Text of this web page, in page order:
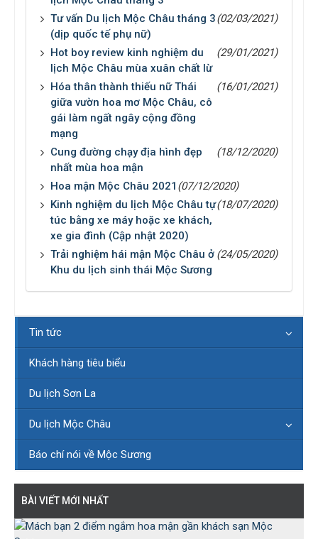
Tư vấn Du lịch Mộc Châu tháng 3
(dịp quốc tế phụ nữ)
(02/03/2021)
Hot boy review kinh nghiệm du
lịch Mộc Châu mùa xuân chất lừ
(29/01/2021)
Hóa thân thành thiếu nữ Thái
giữa vườn hoa mơ Mộc Châu, cô
gái làm ngất ngây cộng đồng
mạng
(16/01/2021)
Cung đường chạy địa hình đẹp
nhất mùa hoa mận
(18/12/2020)
Hoa mận Mộc Châu 2021 (07/12/2020)
Kinh nghiệm du lịch Mộc Châu tự
túc bằng xe máy hoặc xe khách,
xe gia đình (Cập nhật 2020)
(18/07/2020)
Trải nghiệm hái mận Mộc Châu ở
Khu du lịch sinh thái Mộc Sương
(24/05/2020)
Tin tức
Khách hàng tiêu biểu
Du lịch Sơn La
Du lịch Mộc Châu
Báo chí nói về Mộc Sương
BÀI VIẾT MỚI NHẤT